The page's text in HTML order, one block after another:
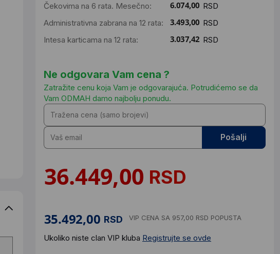
Čekovima na 6 rata. Mesečno:
RSD
Administrativna zabrana na 12 rata:
RSD
Intesa karticama na 12 rata:
RSD
Ne odgovara Vam cena ?
Zatražite cenu koja Vam je odgovarajuća. Potrudićemo se da
Vam ODMAH damo najbolju ponudu.
Pošalji
RSD
RSD VIP CENA SA 957,00 RSD POPUSTA
Ukoliko niste clan VIP kluba Registrujte se ovde